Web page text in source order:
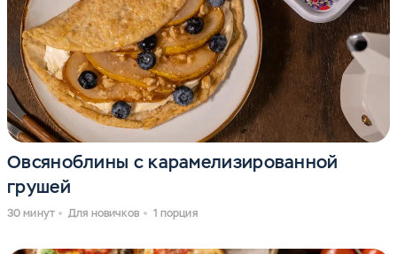
Овсяноблины с карамелизированной
грушей
30 минут Для новичков 1 порция